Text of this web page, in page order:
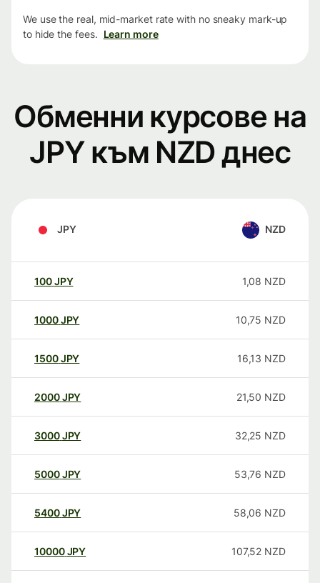
We use the real, mid-market rate with no sneaky mark-up
to hide the fees. Learn more
Обменни курсове на
JPY към NZD днес
JPY NZD
100JPY 1,08 NZD
1000JPY 10,75 NZD
1500JPY 16,13 NZD
2000JPY 21,50 NZD
3000JPY 32,25 NZD
5000JPY 53,76 NZD
5400JPY 58,06 NZD
10000 JPY 107,52 NZD